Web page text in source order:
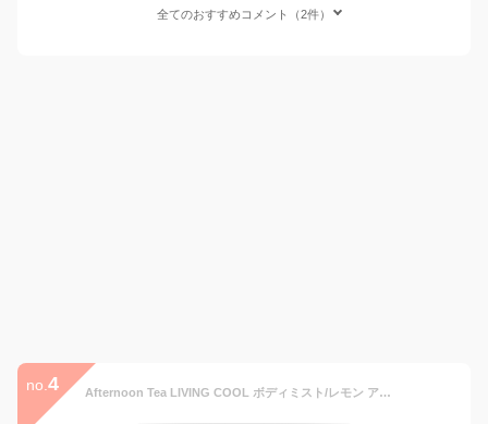
全てのおすすめコメント（2件）
no. 4 Afternoon Tea LIVING COOL ボディミスト/レモン アフタヌーンティー・リビング ボディケア・オーラルケア ボディソープ